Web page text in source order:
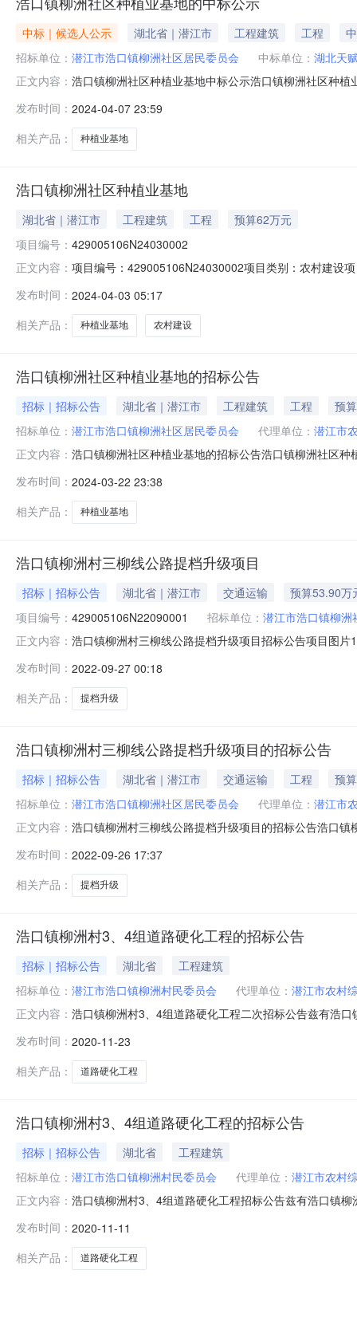
中标｜候选人公示 湖北省｜潜江市 工程建筑 工程
招标单位： 潜江市浩口镇柳洲社区居民委员会 中标单位： 湖北天
正文内容： 浩口镇柳洲社区种植业基地中标公示浩口镇柳洲社区种
为2天，各有关当事人对中标结果有异议的，可以在公示
机构：潜江
发布时间： 2024-04-07 23:59
相关产品：
种植业基地
浩口镇柳洲社区种植业基地
湖北省｜潜江市 工程建筑 工程
预算62万元
项目编号： 429005106N24030002
正文内容： 项目编号：429005106N24030002项目类别：农村建设
发布时间： 2024-04-03 05:17
相关产品：
种植业基地 农村建设
浩口镇柳洲社区种植业基地的招标公告
招标｜招标公告 湖北省｜潜江市 工程建筑 工程
预
招标单位： 潜江市浩口镇柳洲社区居民委员会 代理单位： 潜江市
正文内容： 浩口镇柳洲社区种植业基地的招标公告浩口镇柳洲社区
六组长370米，宽5.5米，厚0.18米(详见工程量清单)。5
发布时间： 2024-03-22 23:38
相关产品：
种植业基地
浩口镇柳洲村三柳线公路提档升级项目
招标｜招标公告 湖北省｜潜江市 交通运输
预算53.90万
项目编号： 429005106N22090001 招标单位： 潜江市浩口镇柳洲
正文内容： 浩口镇柳洲村三柳线公路提档升级项目招标公告项目图
额：539,000.00元资金来源：农民自筹项目周期：7日历
发布时间： 2022-09-27 00:18
相关产品：
提档升级
浩口镇柳洲村三柳线公路提档升级项目的招标公告
招标｜招标公告 湖北省｜潜江市 交通运输 工程
预
招标单位： 潜江市浩口镇柳洲社区居民委员会 代理单位： 潜江市
正文内容： 浩口镇柳洲村三柳线公路提档升级项目的招标公告浩口
（详见工程量清单）。5、采购项目最高控制价：53.9万
工程量完成80%再付3
发布时间： 2022-09-26 17:37
相关产品：
提档升级
浩口镇柳洲村3、4组道路硬化工程的招标公告
招标｜招标公告 湖北省
工程建筑
招标单位： 潜江市浩口镇柳洲村民委员会 代理单位： 潜江市农村
正文内容： 浩口镇柳洲村3、4组道路硬化工程二次招标公告兹有浩
目最高控制价：298000元。6、工期要求：自合同签订
程款，留3
发布时间： 2020-11-23
相关产品：
道路硬化工程
浩口镇柳洲村3、4组道路硬化工程的招标公告
招标｜招标公告 湖北省
工程建筑
招标单位： 潜江市浩口镇柳洲村民委员会 代理单位： 潜江市农村
正文内容： 浩口镇柳洲村3、4组道路硬化工程招标公告兹有浩口镇
控制价：298000元。6、工期要求：自合同签订之日起
留3%的
发布时间： 2020-11-11
相关产品：
道路硬化工程